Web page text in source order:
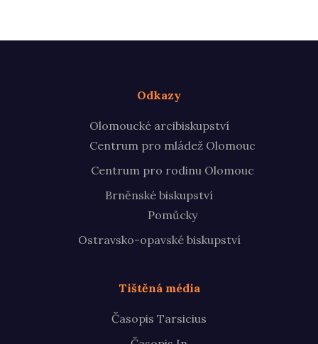
Odkazy
Olomoucké arcibiskupství
Centrum pro mládež Olomouc
Centrum pro rodinu Olomouc
Brněnské biskupství
Pomůcky
Ostravsko-opavské biskupství
Tištěná média
Časopis Tarsicius